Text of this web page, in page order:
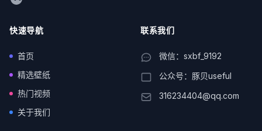
快速导航
首页
精选壁纸
热门视频
关于我们
联系我们
微信：sxbf_9192
公众号：豚贝useful
316234404@qq.com